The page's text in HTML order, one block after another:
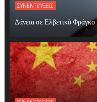
ΣΥΝΕΝΤΕΎΞΕΙΣ
Δάνεια σε Ελβετικό